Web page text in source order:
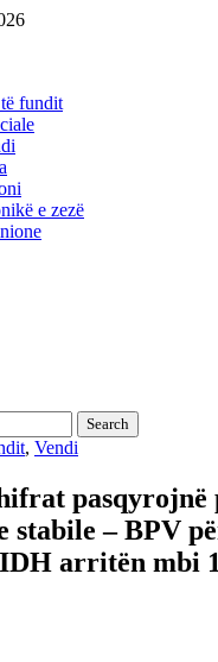
fundit
e zezë
, Vendi
pasqyrojnë
stabile – BPV
arritën mbi